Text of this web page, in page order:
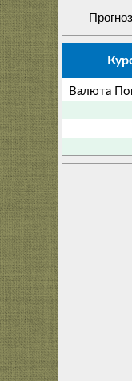
Валюта